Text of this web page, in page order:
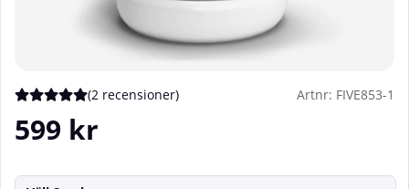
Medelbetyg 5 av 5 Antal betyg 2
(2 recensioner) Artnr: FIVE853-1
599 kr